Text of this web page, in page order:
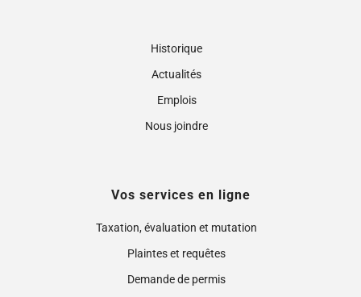
Historique
Actualités
Emplois
Nous joindre
Vos services en ligne
Taxation, évaluation et mutation
Plaintes et requêtes
Demande de permis